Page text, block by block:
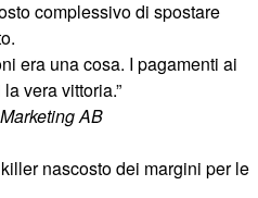
complessivo di spostare
era una cosa. I pagamenti ai
vera vittoria.”
AB
nascosto dei margini per le